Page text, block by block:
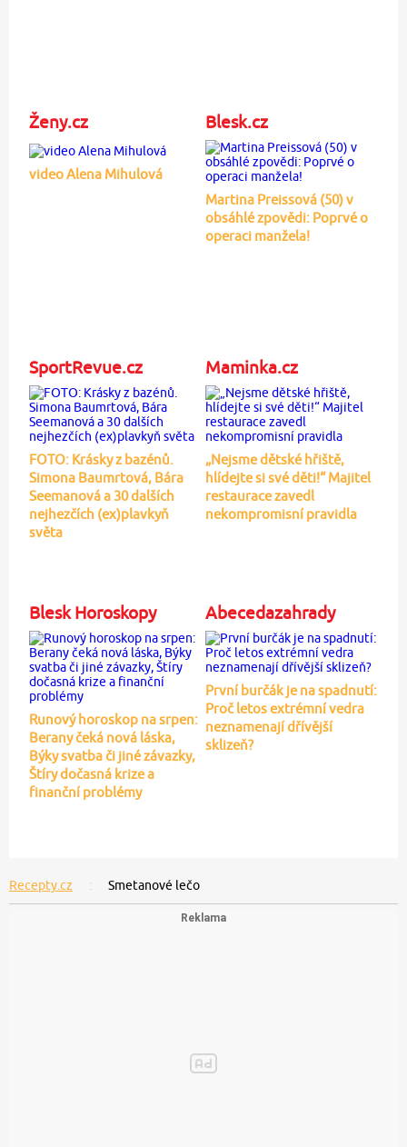
Ženy.cz
video Alena Mihulová
Blesk.cz
Martina Preissová (50) v
obsáhlé zpovědi: Poprvé o
operaci manžela!
SportRevue.cz
FOTO: Krásky z bazénů.
Simona Baumrtová, Bára
Seemanová a 30 dalších
nejhezčích (ex)plavkyň
světa
Maminka.cz
„Nejsme dětské hřiště,
hlídejte si své děti!“ Majitel
restaurace zavedl
nekompromisní pravidla
Blesk Horoskopy
Runový horoskop na srpen:
Berany čeká nová láska,
Býky svatba či jiné závazky,
Štíry dočasná krize a
finanční problémy
Abecedazahrady
První burčák je na spadnutí:
Proč letos extrémní vedra
neznamenají dřívější
sklizeň?
Recepty.cz Smetanové lečo